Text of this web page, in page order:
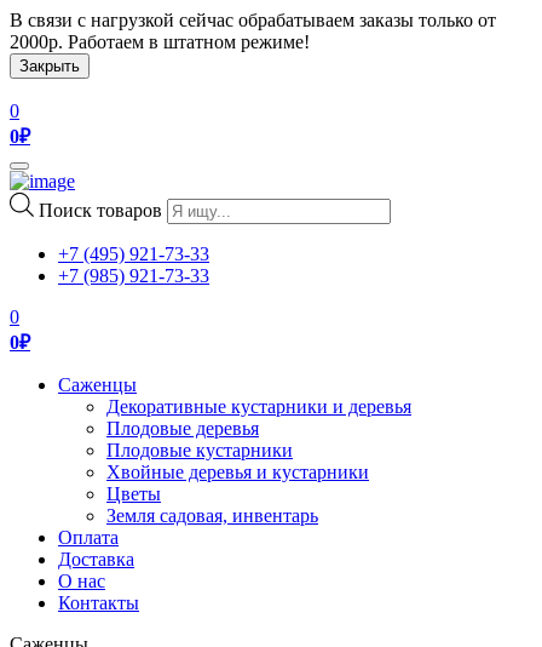
В связи с нагрузкой сейчас обрабатываем заказы только от
2000р. Работаем в штатном режиме!
Закрыть
0
0₽
Toggle
navigation
Поиск товаров
+7 (495) 921-73-33
+7 (985) 921-73-33
0
0₽
Саженцы
Декоративные кустарники и деревья
Плодовые деревья
Плодовые кустарники
Хвойные деревья и кустарники
Цветы
Земля садовая, инвентарь
Оплата
Доставка
О нас
Контакты